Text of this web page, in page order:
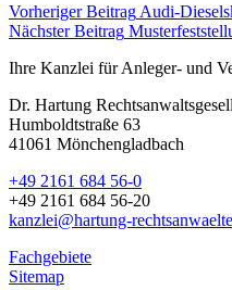
Vorheriger Beitrag Audi-
Nächster Beitrag
Ihre Kanzlei für Anleger- und
Dr. Hartung
Humboldtstraße 63
41061 Mönchengladbach
+49 2161 684 56-0
+49 2161 684 56-20
kanzlei@hartung-
Fachgebiete
Sitemap